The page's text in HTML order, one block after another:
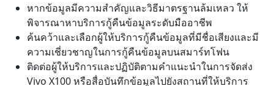
หากข้อมูลมีความสำคัญและวิธีมาตรฐานล้มเหลว ให้
พิจารณาหาบริการกู้คืนข้อมูลระดับมืออาชีพ
ค้นคว้าและเลือกผู้ให้บริการกู้คืนข้อมูลที่มีชื่อเสียงและมี
ความเชี่ยวชาญในการกู้คืนข้อมูลบนสมาร์ทโฟน
ติดต่อผู้ให้บริการและปฏิบัติตามคำแนะนำในการจัดส่ง
Vivo X100 หรือสื่อบันทึกข้อมูลไปยังสถานที่ให้บริการ